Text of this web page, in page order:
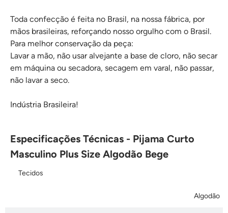
Toda confecção é feita no Brasil, na nossa fábrica, por
mãos brasileiras, reforçando nosso orgulho com o Brasil.
Para melhor conservação da peça:
Lavar a mão, não usar alvejante a base de cloro, não secar
em máquina ou secadora, secagem em varal, não passar,
não lavar a seco.
Indústria Brasileira!
Especificações Técnicas - Pijama Curto
Masculino Plus Size Algodão Bege
Tecidos
Algodão